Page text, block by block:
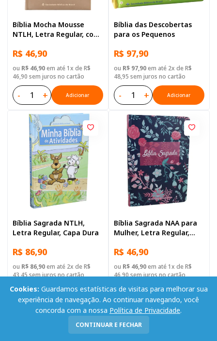
Bíblia Mocha Mousse
NTLH, Letra Regular, com
Ilustrada: Terracota
R$ 46,90
ou R$ 46,90em até 1x de R$
46,90 sem juros no cartão
- + Adicionar
Bíblia das Descobertas
para os Pequenos
R$ 97,90
ou R$ 97,90em até 2x de R$
48,95 sem juros no cartão
- + Adicionar
Bíblia Sagrada NTLH,
Letra Regular, Capa Dura
R$ 86,90
ou R$ 86,90em até 2x de R$
43,45 sem juros no cartão
- + Adicionar
Bíblia Sagrada NAA para
Mulher, Letra Regular,
Florida
R$ 46,90
ou R$ 46,90em até 1x de R$
46,90 sem juros no cartão
- + Adicionar
Cookies: Guardamos estatísticas de visitas para melhorar sua
experiência de navegação. Ao continuar navegando, você
concorda com a nossa Política de Privacidade.
CONTINUAR E FECHAR